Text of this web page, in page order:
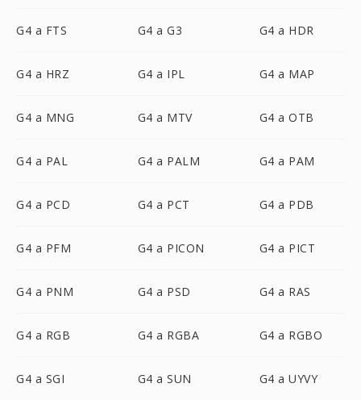
G4 a FTS G4 a G3 G4 a HDR
G4 a HRZ G4 a IPL G4 a MAP
G4 a MNG G4 a MTV G4 a OTB
G4 a PAL G4 a PALM G4 a PAM
G4 a PCD G4 a PCT G4 a PDB
G4 a PFM G4 a PICON G4 a PICT
G4 a PNM G4 a PSD G4 a RAS
G4 a RGB G4 a RGBA G4 a RGBO
G4 a SGI G4 a SUN G4 a UYVY